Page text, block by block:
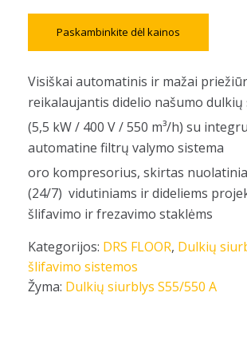
Paskambinkite dėl kainos
Visiškai automatinis ir mažai
reikalaujantis didelio našumo dulkių
(5,5 kW / 400 V / 550 m³/h) su
automatine filtrų valymo sistema
oro kompresorius, skirtas
(24/7) vidutiniams ir dideliems
šlifavimo ir frezavimo staklėms
Kategorijos: DRS FLOOR, Dulkių
šlifavimo sistemos
Žyma: Dulkių siurblys S55/550 A